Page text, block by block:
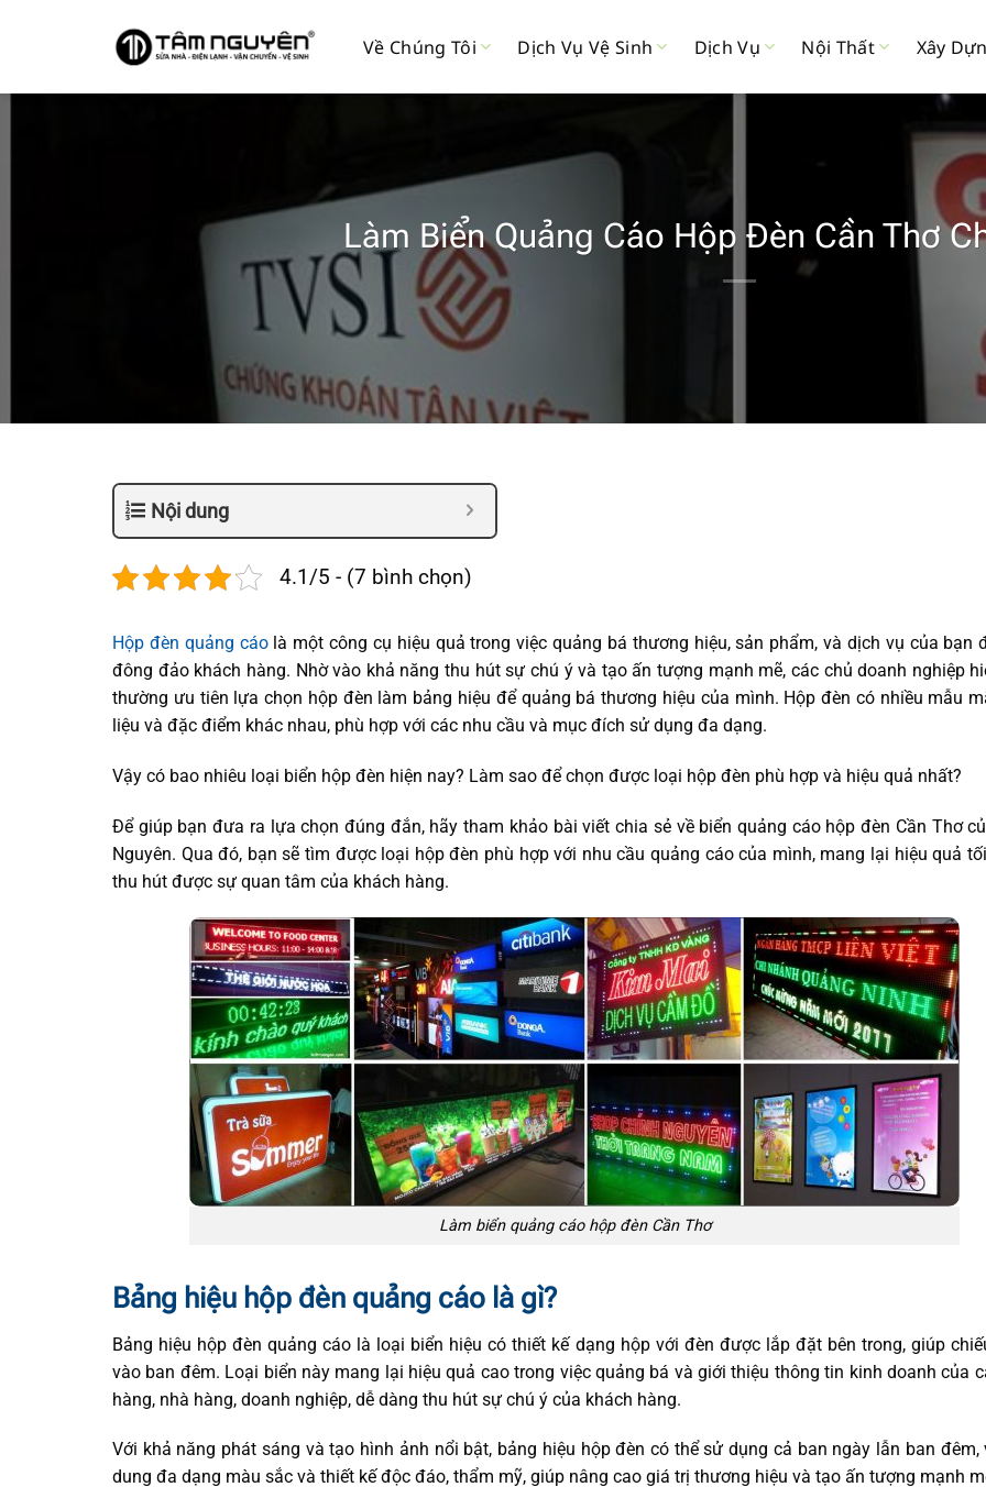
dung
Về Chúng Tôi Dịch Vụ Vệ Sinh Dịch Vụ Nội Thất Xây
Làm Biển Quảng Cáo Hộp Đèn Cần Thơ
Nội dung
4.1/5 - (7 bình chọn)
Hộp đèn quảng cáolà một công cụ hiệu quả trong việc quảng bá thương hiệu, sản phẩm, và dịch vụ của bạn
đông đảo khách hàng. Nhờ vào khả năng thu hút sự chú ý và tạo ấn tượng mạnh mẽ, các chủ doanh nghiệp
thường ưu tiên lựa chọn hộp đèn làm bảng hiệu để quảng bá thương hiệu của mình. Hộp đèn có nhiều mẫu
liệu và đặc điểm khác nhau, phù hợp với các nhu cầu và mục đích sử dụng đa dạng.
Vậy có bao nhiêu loại biển hộp đèn hiện nay? Làm sao để chọn được loại hộp đèn phù hợp và hiệu quả nhất?
Để giúp bạn đưa ra lựa chọn đúng đắn, hãy tham khảo bài viết chia sẻ về biển quảng cáo hộp đèn Cần Thơ
Nguyên. Qua đó, bạn sẽ tìm được loại hộp đèn phù hợp với nhu cầu quảng cáo của mình, mang lại hiệu quả
thu hút được sự quan tâm của khách hàng.
Làm biển quảng cáo hộp đèn Cần Thơ
Bảng hiệu hộp đèn quảng cáo là gì?
Bảng hiệu hộp đèn quảng cáo là loại biển hiệu có thiết kế dạng hộp với đèn được lắp đặt bên trong, giúp
vào ban đêm. Loại biển này mang lại hiệu quả cao trong việc quảng bá và giới thiệu thông tin kinh doanh của
hàng, nhà hàng, doanh nghiệp, dễ dàng thu hút sự chú ý của khách hàng.
Với khả năng phát sáng và tạo hình ảnh nổi bật, bảng hiệu hộp đèn có thể sử dụng cả ban ngày lẫn ban đêm,
dung đa dạng màu sắc và thiết kế độc đáo, thẩm mỹ, giúp nâng cao giá trị thương hiệu và tạo ấn tượng mạnh